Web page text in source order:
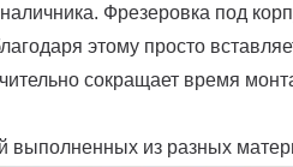
Фрезеровка под
этому просто
сокращает время
выполненных из разных